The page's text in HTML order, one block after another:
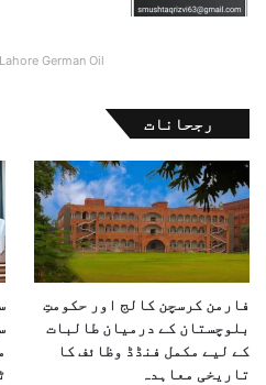
German Oil
رجحانات
فارمن کرسچن کالج اور حکومتِ
بلوچستان کے درمیان طالبات
کے لیے مکمل فنڈڈ وظائف کا
تاریخی معاہدہ